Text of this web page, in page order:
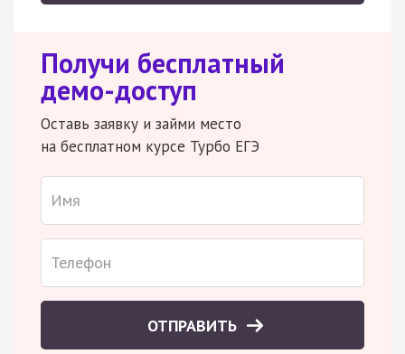
Получи бесплатный
демо-доступ
Оставь заявку и займи место
на бесплатном курсе Турбо ЕГЭ
ОТПРАВИТЬ